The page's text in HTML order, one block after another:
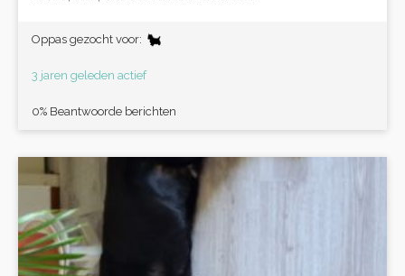
Oppas gezocht voor:
3 jaren geleden actief
0% Beantwoorde berichten